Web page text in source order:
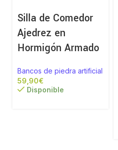
Silla de Comedor
Ajedrez en
Hormigón Armado
Bancos de piedra artificial
€
Disponible